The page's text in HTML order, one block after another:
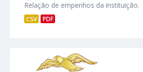
Relação de empenhos da instituição.
CSV PDF